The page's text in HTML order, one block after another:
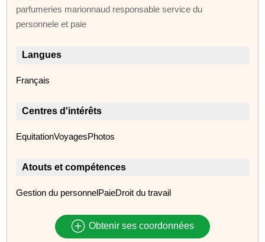
parfumeries marionnaud responsable service du
personnele et paie
Langues
Français
Centres d'intérêts
EquitationVoyagesPhotos
Atouts et compétences
Gestion du personnelPaieDroit du travail
Obtenir ses coordonnées